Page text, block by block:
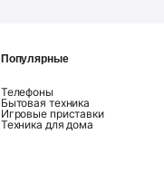
Популярные
Телефоны
Бытовая техника
Игровые приставки
Техника для дома